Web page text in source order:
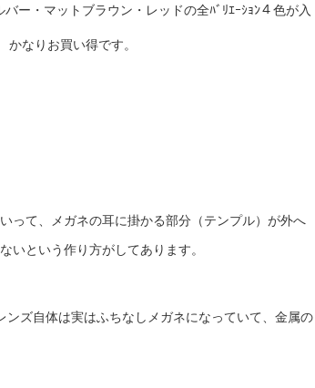
ー・マットブラウン・レッドの全ﾊﾞﾘｴｰｼｮﾝ４色が入
買い得です。
って、メガネの耳に掛かる部分（テンプル）が外へ
いという作り方がしてあります。
ズ自体は実はふちなしメガネになっていて、金属の